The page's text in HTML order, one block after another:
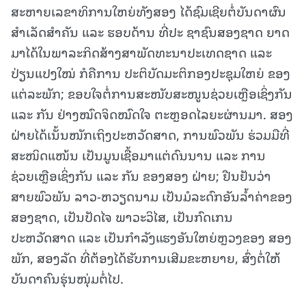
ສະຫາຍເລຂາທິການໃຫຍ່ທັງສອງ ໄດ້ຊົມເຊີຍຕໍ່ບັນດາຜົນ
ສໍາເລັດສໍາຄັນ ແລະ ຮອບດ້ານ ທີ່ປະ ຊາຊົນສອງຊາດ ຍາດ
ມາໄດ້ໃນພາລະກິດສ້າງສາພັດທະນາປະເທດຊາດ ແລະ
ປ່ຽນແປງໃໝ່ ກໍຄືການ ປະຕິບັດມະຕິກອງປະຊຸມໃຫຍ່ ຂອງ
ແຕ່ລະພັກ; ຂອບໃຈຕໍ່ການສະໜັບສະໜູນຊ່ວຍເຫຼືອເຊິ່ງກັນ
ແລະ ກັນ ຢ່າງໝົດຈິດໝົດໃຈ ຕະຫຼອດໄລຍະຜ່ານມາ. ສອງ
ຝ່າຍໄດ້ເນັ້ນໜັກເຖິງປະຫວັດສາດ, ການພົວພັນ ຮ່ວມມືທີ່
ສະໜິດແໜ້ນ ເປັນມູນເຊື້ອມາແຕ່ດົນນານ ແລະ ການ
ຊ່ວຍເຫຼືອເຊິ່ງກັນ ແລະ ກັນ ຂອງສອງ ຝ່າຍ; ຢືນຢັນວ່າ
ສາຍພົວພັນ ລາວ-ຫວຽດນາມ ເປັນມໍລະດົກອັນລໍ້າຄ່າຂອງ
ສອງຊາດ, ເປັນປັດໄຈ ພາວະວິໄສ, ເປັນກົດເກນ
ປະຫວັດສາດ ແລະ ເປັນກໍາລັງແຮງອັນໃຫຍ່ຫຼວງຂອງ ສອງ
ພັກ, ສອງລັດ ທີ່ຕ້ອງໄດ້ຮັບການເສີມຂະຫຍາຍ, ສົ່ງຕໍ່ໃຫ້
ບັນດາຄົນຮຸ່ນໜຸ່ມຕໍ່ໄປ.